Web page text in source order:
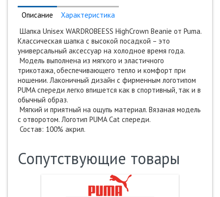
Описание
Характеристика
Шапка Unisex WARDROBEESS HighCrown Beanie от Puma.
Классическая шапка с высокой посадкой – это
универсальный аксессуар на холодное время года.
Модель выполнена из мягкого и эластичного
трикотажа, обеспечивающего тепло и комфорт при
ношении. Лаконичный дизайн с фирменным логотипом
PUMA спереди легко впишется как в спортивный, так и в
обычный образ.
Мягкий и приятный на ощупь материал. Вязаная модель
с отворотом. Логотип PUMA Cat спереди.
Состав: 100% акрил.
Сопутствующие товары